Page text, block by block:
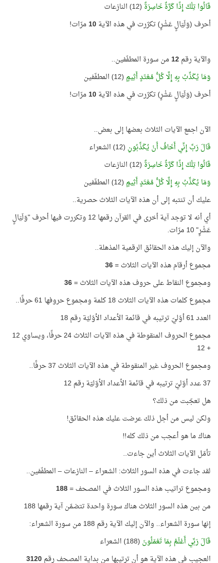
قَالُوا تِلْكَ إِذًا كَرَّةٌ خَاسِرَةٌ (12) النازعات
أحرف (وَلَيَالٍ عَشْرٍ) تكرّرت في هذه الآية10مرّات!
والآية رقم12من سورة المطفّفين..
وَمَا يُكَذِّبُ بِهِ إِلَّا كُلُّ مُعْتَدٍ أَثِيمٍ (12) المطفّفين
أحرف (وَلَيَالٍ عَشْرٍ) تكرّرت في هذه الآية10مرّات!
الآن اجمع الآيات الثلاث بعضها إلى بعض..
قَالَ رَبِّ إِنِّي أَخَافُ أَنْ يُكَذِّبُونِ (12) الشعراء
قَالُوا تِلْكَ إِذًا كَرَّةٌ خَاسِرَةٌ (12) النازعات
وَمَا يُكَذِّبُ بِهِ إِلَّا كُلُّ مُعْتَدٍ أَثِيمٍ (12) المطفّفين
عليك أن تنتبه إلى أن هذه الآيات الثلاث حصرية..
أي أنه لا توجد آية أخرى في القرآن رقمها 12 وتكررت فيها أحرف "وَلَيَالٍ
عَشْرٍ" 10 مرّات.
والآن إليك هذه الحقائق الرقمية المذهلة..
مجموع أرقام هذه الآيات الثلاث =36
ومجموع النقاط على حروف هذه الآيات الثلاث =36
مجموع كلمات هذه الآيات الثلاث 18 كلمة ومجموع حروفها 61 حرفًا..
العدد 61 أوّليّ ترتيبه في قائمة الأعداد الأوّليّة رقم 18
مجموع الحروف المنقوطة في هذه الآيات الثلاث 24 حرفًا، ويساوي 12
+ 12
ومجموع الحروف غير المنقوطة في هذه الآيات الثلاث 37 حرفًا..
37 عدد أوّليّ ترتيبه في قائمة الأعداد الأوّليّة رقم 12
هل تعجّبت من ذلك؟
ولكن ليس من أجل ذلك عرضت عليك هذه الحقائق!
هناك ما هو أعجب من ذلك كله!!
تأمّل الآيات الثلاث أين جاءت..
لقد جاءت في هذه السور الثلاث: الشعراء – النازعات – المطفّفين..
ومجموع تراتيب هذه السور الثلاث في المصحف =188
من بين هذه السور الثلاث هناك سورة واحدة تتضمّن آية رقمها 188
إنها سورة الشعراء.. والآن إليك الآية رقم 188 من سورة الشعراء:
قَالَ رَبِّي أَعْلَمُ بِمَا تَعْمَلُونَ (188) الشعراء
العجيب في هذه الآية هو أن ترتيبها من بداية المصحف رقم3120